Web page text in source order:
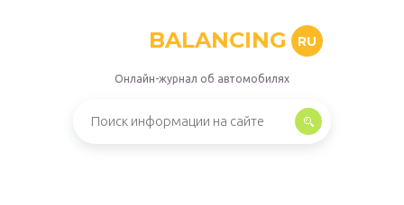
BALANCING RU
Онлайн-журнал об автомобилях